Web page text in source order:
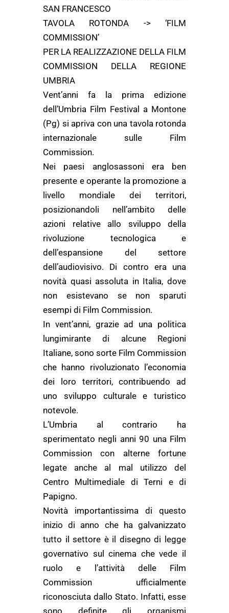
SAN FRANCESCO
TAVOLA ROTONDA -> ‘FILM
COMMISSION’
PER LA REALIZZAZIONE DELLA FILM
COMMISSION DELLA REGIONE
UMBRIA
Vent’anni fa la prima edizione
dell’Umbria Film Festival a Montone
(Pg) si apriva con una tavola rotonda
internazionale sulle Film
Commission.
Nei paesi anglosassoni era ben
presente e operante la promozione a
livello mondiale dei territori,
posizionandoli nell’ambito delle
azioni relative allo sviluppo della
rivoluzione tecnologica e
dell’espansione del settore
dell’audiovisivo. Di contro era una
novità quasi assoluta in Italia, dove
non esistevano se non sparuti
esempi di Film Commission.
In vent’anni, grazie ad una politica
lungimirante di alcune Regioni
Italiane, sono sorte Film Commission
che hanno rivoluzionato l’economia
dei loro territori, contribuendo ad
uno sviluppo culturale e turistico
notevole.
L’Umbria al contrario ha
sperimentato negli anni 90 una Film
Commission con alterne fortune
legate anche al mal utilizzo del
Centro Multimediale di Terni e di
Papigno.
Novità importantissima di questo
inizio di anno che ha galvanizzato
tutto il settore è il disegno di legge
governativo sul cinema che vede il
ruolo e l’attività delle Film
Commission ufficialmente
riconosciuta dallo Stato. Infatti, esse
sono definite gli organismi